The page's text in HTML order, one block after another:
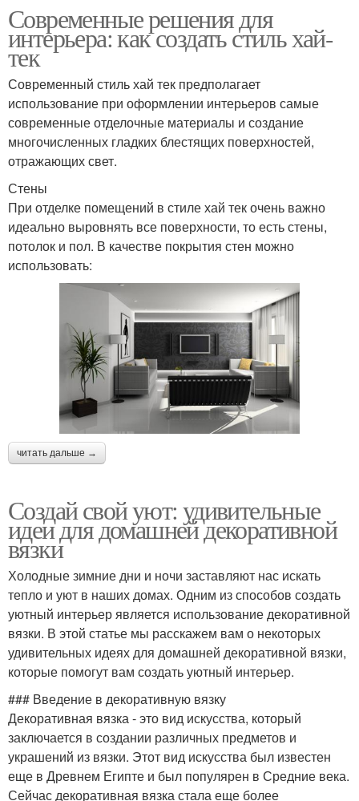
Современные решения для
интерьера: как создать стиль хай-
тек
Современный стиль хай тек предполагает
использование при оформлении интерьеров самые
современные отделочные материалы и создание
многочисленных гладких блестящих поверхностей,
отражающих свет.
Стены
При отделке помещений в стиле хай тек очень важно
идеально выровнять все поверхности, то есть стены,
потолок и пол. В качестве покрытия стен можно
использовать:
читать дальше →
Создай свой уют: удивительные
идеи для домашней декоративной
вязки
Холодные зимние дни и ночи заставляют нас искать
тепло и уют в наших домах. Одним из способов создать
уютный интерьер является использование декоративной
вязки. В этой статье мы расскажем вам о некоторых
удивительных идеях для домашней декоративной вязки,
которые помогут вам создать уютный интерьер.
### Введение в декоративную вязку
Декоративная вязка - это вид искусства, который
заключается в создании различных предметов и
украшений из вязки. Этот вид искусства был известен
еще в Древнем Египте и был популярен в Средние века.
Сейчас декоративная вязка стала еще более